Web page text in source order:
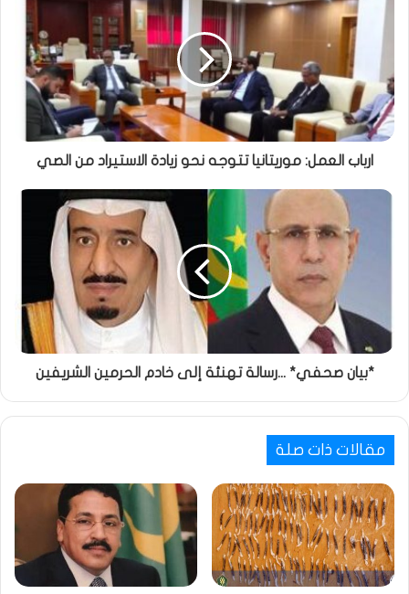
ارباب العمل: موريتانيا تتوجه نحو زيادة الاستيراد من الصي
*بيان صحفي* ...رسالة تهنئة إلى خادم الحرمين الشريفين
مقالات ذات صلة